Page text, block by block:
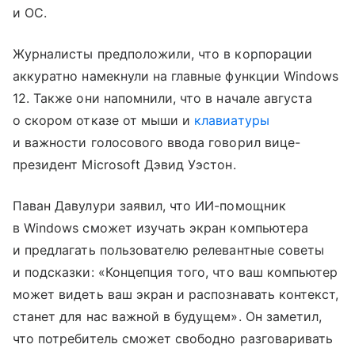
и ОС.
Журналисты предположили, что в корпорации
аккуратно намекнули на главные функции Windows
12. Также они напомнили, что в начале августа
о скором отказе от мыши и клавиатуры
и важности голосового ввода говорил вице-
президент Microsoft Дэвид Уэстон.
Паван Давулури заявил, что ИИ-помощник
в Windows сможет изучать экран компьютера
и предлагать пользователю релевантные советы
и подсказки: «Концепция того, что ваш компьютер
может видеть ваш экран и распознавать контекст,
станет для нас важной в будущем». Он заметил,
что потребитель сможет свободно разговаривать